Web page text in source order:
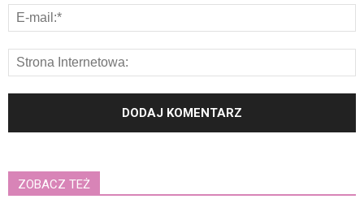
ZOBACZ TEŻ